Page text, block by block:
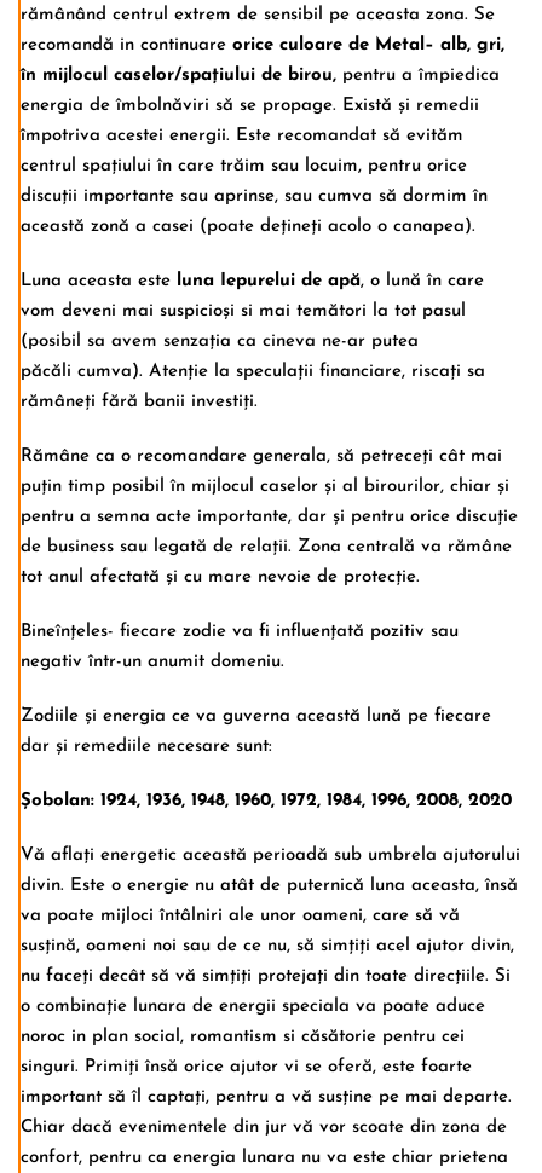
rămânând centrul extrem de sensibil pe aceasta zona. Se
recomandă in continuare orice culoare de Metal– alb, gri,
în mijlocul caselor/spațiului de birou, pentru a împiedica
energia de îmbolnăviri să se propage. Există și remedii
împotriva acestei energii. Este recomandat să evităm
centrul spațiului în care trăim sau locuim, pentru orice
discuții importante sau aprinse, sau cumva să dormim în
această zonă a casei (poate dețineți acolo o canapea).
Luna aceasta este luna Iepurelui de apă, o lună în care
vom deveni mai suspicioși si mai temători la tot pasul
(posibil sa avem senzația ca cineva ne-ar putea
păcăli cumva). Atenție la speculații financiare, riscați sa
rămâneți fără banii investiți.
Rămâne ca o recomandare generala, să petreceți cât mai
puțin timp posibil în mijlocul caselor și al birourilor, chiar și
pentru a semna acte importante, dar și pentru orice discuție
de business sau legată de relații. Zona centrală va rămâne
tot anul afectată și cu mare nevoie de protecție.
Bineînțeles- fiecare zodie va fi influențată pozitiv sau
negativ într-un anumit domeniu.
Zodiile și energia ce va guverna această lună pe fiecare
dar și remediile necesare sunt:
Șobolan: 1924, 1936, 1948, 1960, 1972, 1984, 1996, 2008, 2020
Vă aflați energetic această perioadă sub umbrela ajutorului
divin. Este o energie nu atât de puternică luna aceasta, însă
va poate mijloci întâlniri ale unor oameni, care să vă
susțină, oameni noi sau de ce nu, să simțiți acel ajutor divin,
nu faceți decât să vă simțiți protejați din toate direcțiile. Si
o combinație lunara de energii speciala va poate aduce
noroc in plan social, romantism si căsătorie pentru cei
singuri. Primiți însă orice ajutor vi se oferă, este foarte
important să îl captați, pentru a vă susține pe mai departe.
Chiar dacă evenimentele din jur vă vor scoate din zona de
confort, pentru ca energia lunara nu va este chiar prietena